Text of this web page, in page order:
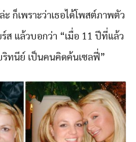
ก็เพราะว่าเธอได้โพสต์ภาพตัว
ส แล้วบอกว่า “เมื่อ 11 ปีที่แล้ว
ทนีย์ เป็นคนคิดค้นเซลฟี่”